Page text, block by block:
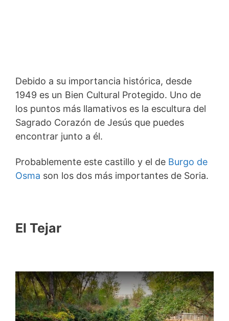
Debido a su importancia histórica, desde
1949 es un Bien Cultural Protegido. Uno de
los puntos más llamativos es la escultura del
Sagrado Corazón de Jesús que puedes
encontrar junto a él.
Probablemente este castillo y el de Burgo de
Osma son los dos más importantes de Soria.
El Tejar